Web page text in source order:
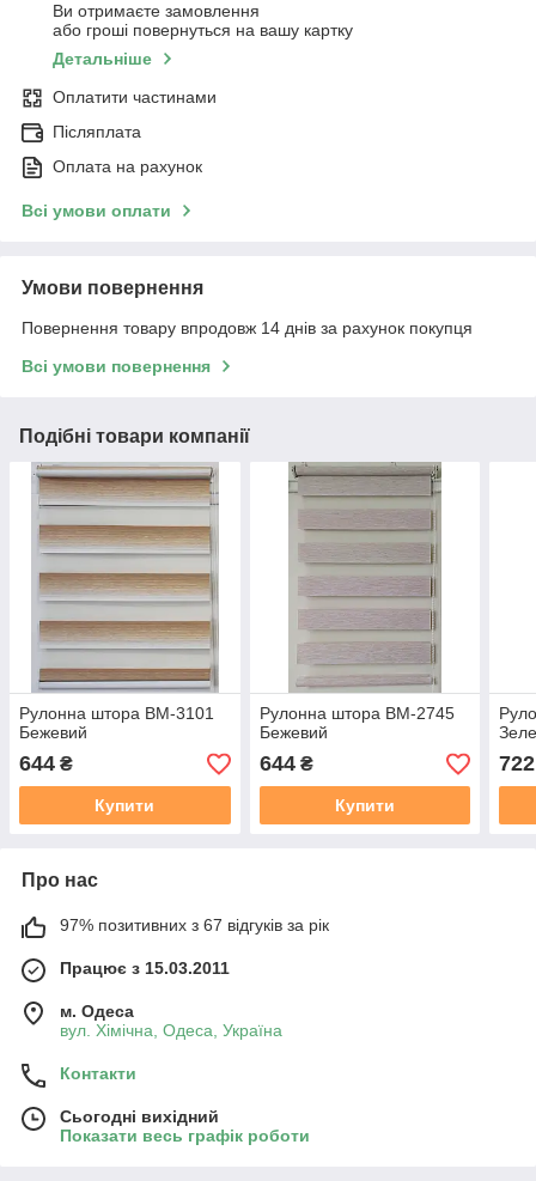
Ви отримаєте замовлення
або гроші повернуться на вашу картку
Детальніше
Оплатити частинами
Післяплата
Оплата на рахунок
Всі умови оплати
Умови повернення
Повернення товару впродовж 14 днів за рахунок покупця
Всі умови повернення
Подібні товари компанії
Рулонна штора ВМ-3101
Бежевий
644 ₴
Купити
Рулонна штора ВМ-2745
Бежевий
644₴
Купити
722
Про нас
97% позитивних з 67 відгуків за рік
Працює з 15.03.2011
м. Одеса
вул. Хiмiчна, Одеса, Україна
Контакти
Сьогодні вихідний
Показати весь графік роботи